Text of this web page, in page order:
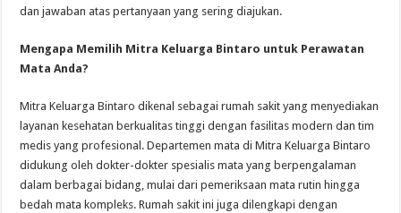
dan jawaban atas pertanyaan yang sering diajukan.
Mengapa Memilih Mitra Keluarga Bintaro untuk Perawatan
Mata Anda?
Mitra Keluarga Bintaro dikenal sebagai rumah sakit yang menyediakan
layanan kesehatan berkualitas tinggi dengan fasilitas modern dan tim
medis yang profesional. Departemen mata di Mitra Keluarga Bintaro
didukung oleh dokter-dokter spesialis mata yang berpengalaman
dalam berbagai bidang, mulai dari pemeriksaan mata rutin hingga
bedah mata kompleks. Rumah sakit ini juga dilengkapi dengan